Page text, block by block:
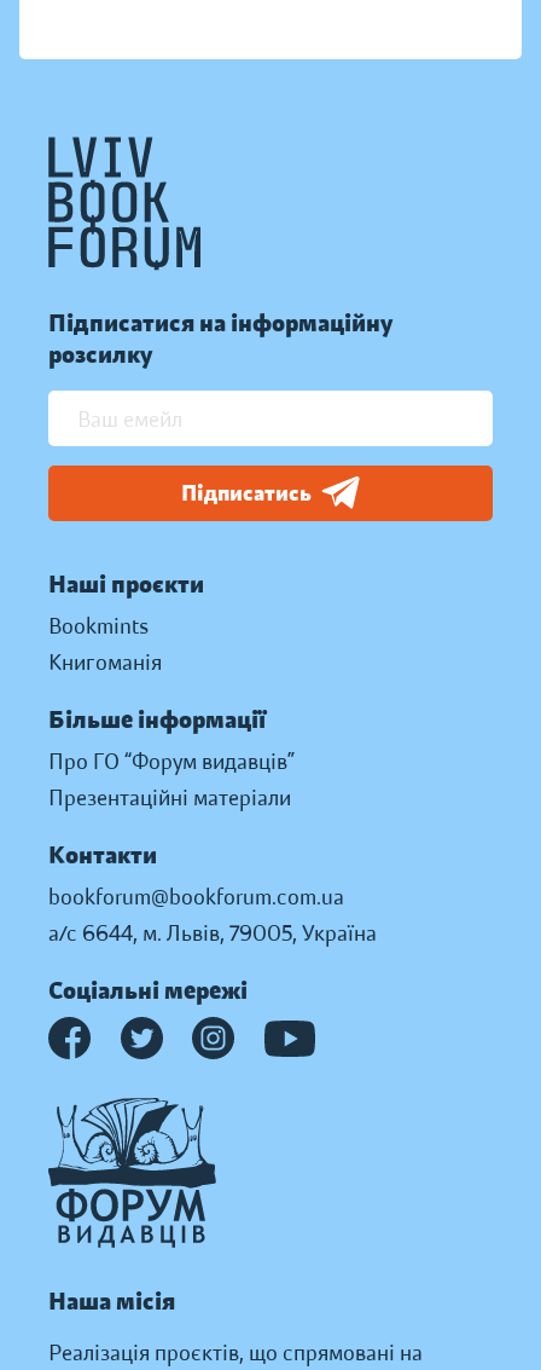
Підписатися на інформаційну
розсилку
Підписатись
Наші проєкти
Bookmints
Книгоманія
Більше інформації
Про ГО “Форум видавців”
Презентаційні матеріали
Контакти
bookforum@bookforum.com.ua
а/с 6644, м. Львів, 79005, Україна
Соціальні мережі
Наша місія
Реалізація проєктів, що спрямовані на